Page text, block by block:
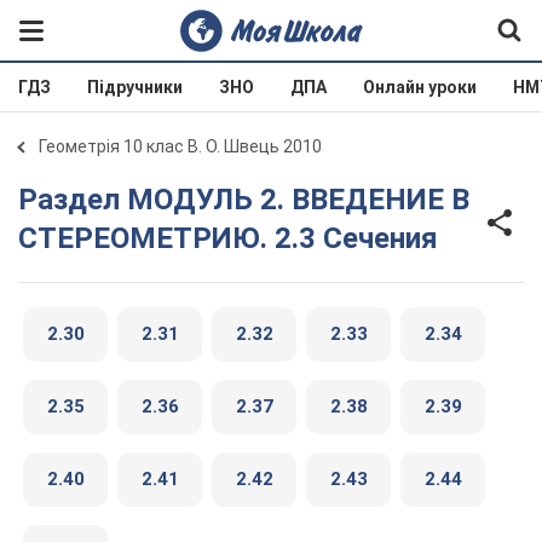
ГДЗ Підручники ЗНО ДПА Онлайн уроки
Геометрія 10 клас В. О. Швець 2010
Раздел МОДУЛЬ 2. ВВЕДЕНИЕ В
СТЕРЕОМЕТРИЮ. 2.3 Сечения
2.30 2.31 2.32 2.33 2.34
2.35 2.36 2.37 2.38 2.39
2.40 2.41 2.42 2.43 2.44